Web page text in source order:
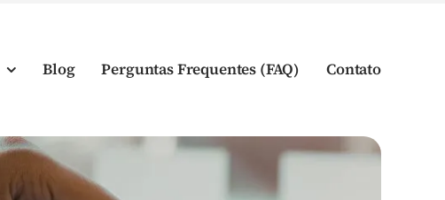
Blog Perguntas Frequentes (FAQ) Contato